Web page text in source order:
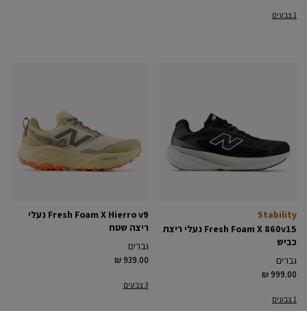
1 צבעים
Stability
Fresh Foam X 860v15 נעלי ריצת
כביש
גברים
₪ 999.00
1 צבעים
Fresh Foam X Hierro v9 נעלי
ריצה שטח
גברים
₪ 939.00
3 צבעים